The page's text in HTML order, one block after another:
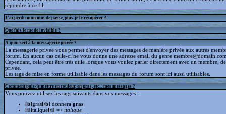
répondre à ce fil.
J'ai perdu mon mot de passe, puis-je le récupérer ?
Que fais le mode invisible ?
A quoi sert à la messagerie privée ?
La messagerie privée vous permet d'envoyer des messages de manière privée aux autres
forum. En aucun cas celle-ci ne vous donne une adresse email du genre
Cependant, cela peut être très utile lorsque vous voulez parler directement avec un membre,
privée.
Les tags de mise en forme utilisable dans les messages du forum sont ici aussi utilisables.
Comment puis-je mettre en couleur, en gras, etc... mes messages ?
Vous pouvez utilisez les tags suivants dans vos messages :
[b]gras[/b] donnera gras
[i]italique[/i] => italique